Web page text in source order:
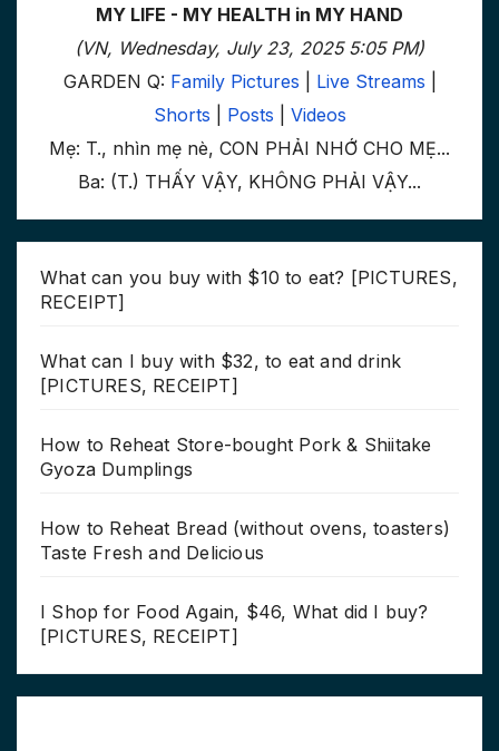
MY LIFE - MY HEALTH in MY HAND
(VN, Wednesday, July 23, 2025 5:05 PM)
GARDEN Q: Family Pictures Live Streams
Shorts
Posts
Videos
Mẹ: T., nhìn mẹ nè, CON PHẢI NHỚ CHO MẸ...
Ba: (T.) THẤY VẬY, KHÔNG PHẢI VẬY...
What can you buy with $10 to eat? [PICTURES,
RECEIPT]
What can I buy with $32, to eat and drink
[PICTURES, RECEIPT]
How to Reheat Store-bought Pork & Shiitake
Gyoza Dumplings
How to Reheat Bread (without ovens, toasters)
Taste Fresh and Delicious
I Shop for Food Again, $46, What did I buy?
[PICTURES, RECEIPT]